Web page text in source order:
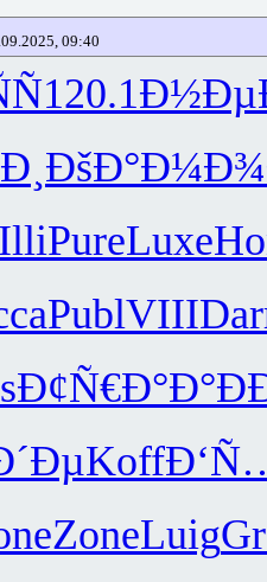
09:40
120.1
ÐšÐ°Ð¼Ð¾
IlliPureLuxe
PublVIII
Ð¢Ñ€Ð°Ð°
Koff
ZoneLuig